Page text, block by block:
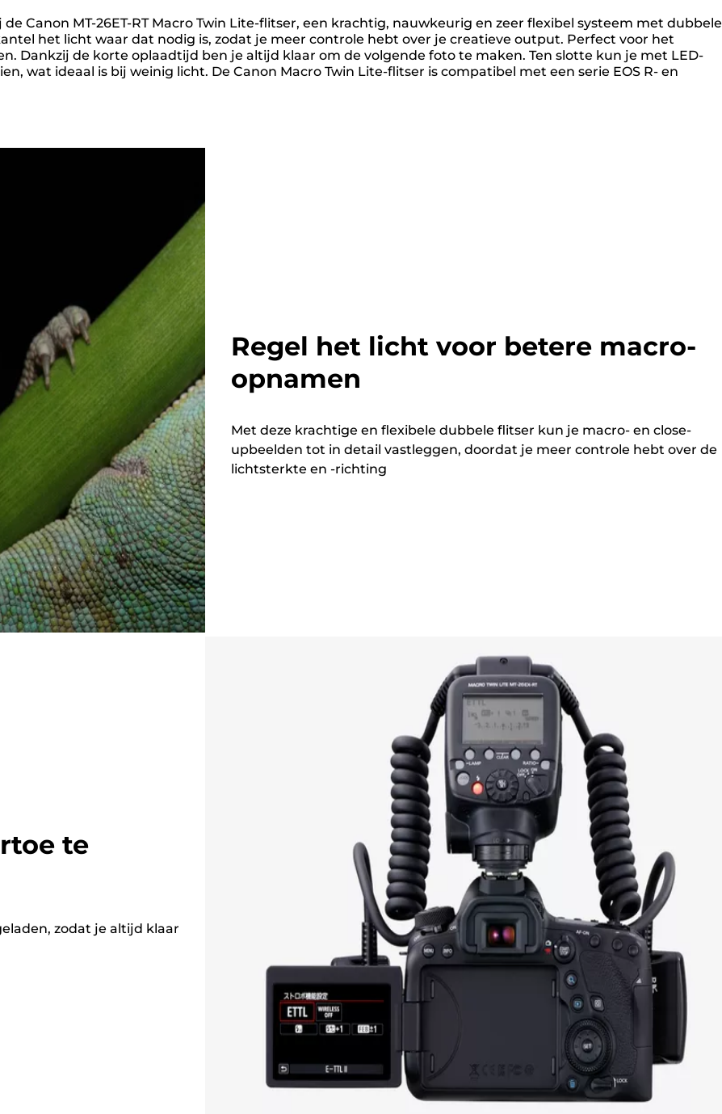
Canon MT-26ET-RT Macro Twin Lite-flitser, een krachtig, nauwkeurig en zeer flexibel systeem met dubbele
het licht waar dat nodig is, zodat je meer controle hebt over je creatieve output. Perfect voor het
Dankzij de korte oplaadtijd ben je altijd klaar om de volgende foto te maken. Ten slotte kun je met LED-
wat ideaal is bij weinig licht. De Canon Macro Twin Lite-flitser is compatibel met een serie EOS R- en
Regel het licht voor betere macro-
opnamen
Met deze krachtige en flexibele dubbele flitser kun je macro- en close-
upbeelden tot in detail vastleggen, doordat je meer controle hebt over de
lichtsterkte en -richting
te
zodat je altijd klaar